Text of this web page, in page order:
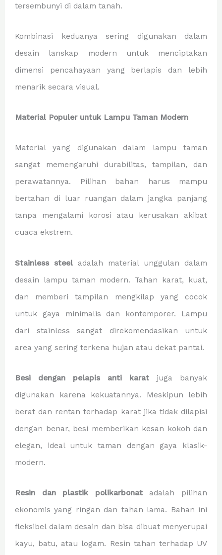
tersembunyi di dalam tanah.
Kombinasi keduanya sering digunakan dalam
desain lanskap modern untuk menciptakan
dimensi pencahayaan yang berlapis dan lebih
menarik secara visual.
Material Populer untuk Lampu Taman Modern
Material yang digunakan dalam lampu taman
sangat memengaruhi durabilitas, tampilan, dan
perawatannya. Pilihan bahan harus mampu
bertahan di luar ruangan dalam jangka panjang
tanpa mengalami korosi atau kerusakan akibat
cuaca ekstrem.
Stainless steel adalah material unggulan dalam
desain lampu taman modern. Tahan karat, kuat,
dan memberi tampilan mengkilap yang cocok
untuk gaya minimalis dan kontemporer. Lampu
dari stainless sangat direkomendasikan untuk
area yang sering terkena hujan atau dekat pantai.
Besi dengan pelapis anti karat juga banyak
digunakan karena kekuatannya. Meskipun lebih
berat dan rentan terhadap karat jika tidak dilapisi
dengan benar, besi memberikan kesan kokoh dan
elegan, ideal untuk taman dengan gaya klasik-
modern.
Resin dan plastik polikarbonatadalah pilihan
ekonomis yang ringan dan tahan lama. Bahan ini
fleksibel dalam desain dan bisa dibuat menyerupai
kayu, batu, atau logam. Resin tahan terhadap UV